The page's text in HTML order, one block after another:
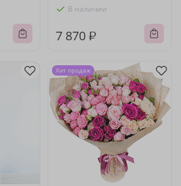
В наличии
7 870 ₽
Хит продаж